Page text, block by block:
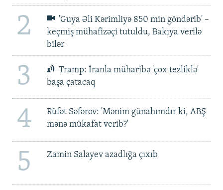
2
'Guya Əli Kərimliyə 850 min göndərib' –
keçmiş mühafizəçi tutuldu, Bakıya verilə
bilər
3
Tramp: İranla müharibə 'çox tezliklə'
başa çatacaq
4
Rüfət Səfərov: 'Mənim günahımdır ki, ABŞ
mənə mükafat verib?'
5 Zamin Salayev azadlığa çıxıb